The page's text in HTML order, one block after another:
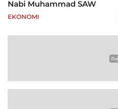
Nabi Muhammad SAW
EKONOMI